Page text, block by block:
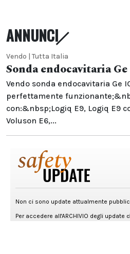
ANNUNCI
Vendo | Tutta Italia
Sonda endocavitaria
Vendo sonda endocavitaria Ge
perfettamente
con:&nbsp;Logiq E9, Logiq E9
Voluson E6,...